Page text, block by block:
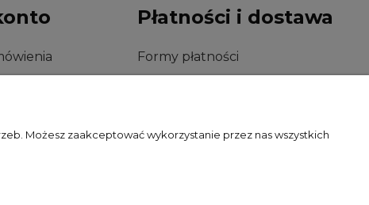
Płatności i dostawa
Formy płatności
Czas realizacji zamówienia
Możesz zaakceptować wykorzystanie przez nas wszystkich